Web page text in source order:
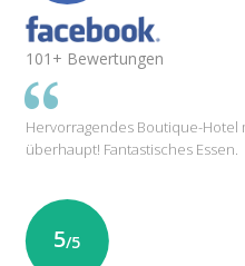
101+ Bewertungen
Hervorragendes Boutique-Hotel
überhaupt! Fantastisches Essen.
5/5